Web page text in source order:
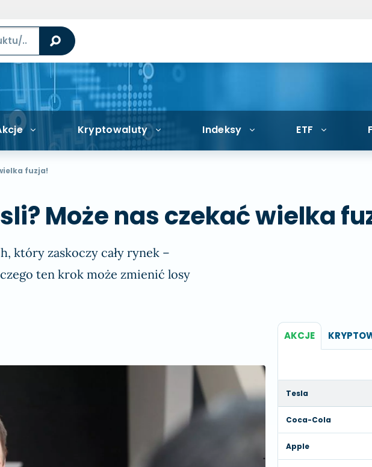
Kryptowaluty Indeksy ETF
fuzja!
Może nas czekać wielka
który zaskoczy cały rynek –
ten krok może zmienić losy
AKCJE
Tesla
Coca-Cola
Apple